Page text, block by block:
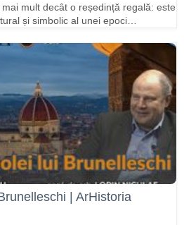
mult decât o reședință regală: este
și simbolic al unei epoci…
| ArHistoria